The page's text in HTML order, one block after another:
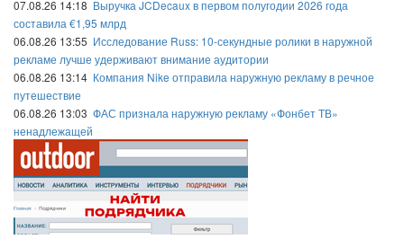
07.08.26 14:18 Выручка JCDecaux в первом полугодии 2026 года
составила €1,95 млрд
06.08.26 13:55 Исследование Russ: 10-секундные ролики в наружной
рекламе лучше удерживают внимание аудитории
06.08.26 13:14 Компания Nike отправила наружную рекламу в речное
путешествие
06.08.26 13:03 ФАС признала наружную рекламу «Фонбет ТВ»
ненадлежащей